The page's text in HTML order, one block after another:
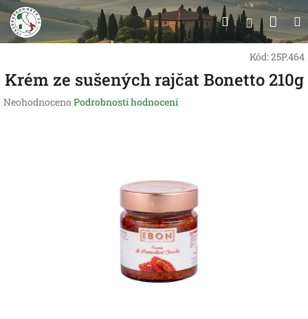
Přejít
na
obsah
Hledat
Kód:25P.464
Krém ze sušených rajčat Bonetto 210g
Průměrné
Neohodnoceno Podrobnosti hodnocení